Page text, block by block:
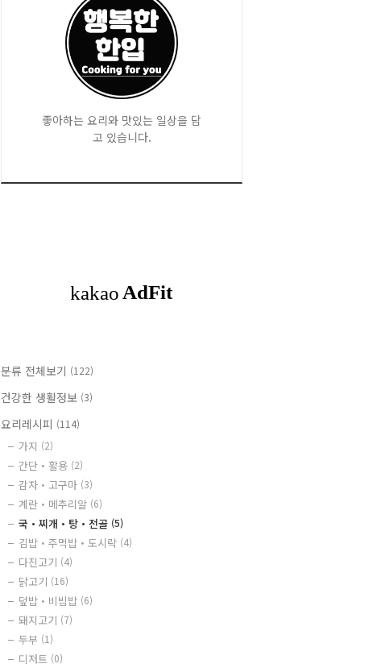
좋아하는 요리와 맛있는 일상을 담
고 있습니다.
분류 전체보기 (122)
건강한 생활정보 (3)
요리레시피 (114)
가지 (2)
간단・활용 (2)
감자・고구마 (3)
계란・메추리알 (6)
국・찌개・탕・전골 (5)
김밥・주먹밥・도시락 (4)
다진고기 (4)
닭고기 (16)
덮밥・비빔밥 (6)
돼지고기 (7)
두부 (1)
디저트 (0)